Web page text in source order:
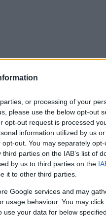
or processing of your
please use the below opt-out
opt-out request is processed
information utilized by us
out. You may separately
parties on the IAB’s list of
by us to third parties on the
it to other third parties.
Google services and may
usage behaviour. You may
your data for below
συγκλονίζει η
κελί προστασίας, μακριά
κίνδυνος έντασης ή
που τελούν επίσης
αδικήματα ή έχουν
συνθήκες ασφαλείας.